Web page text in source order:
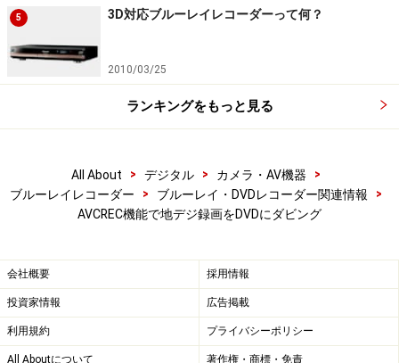
5 3D対応ブルーレイレコーダーって何？
2010/03/25
ランキングをもっと見る
All About > デジタル > カメラ・AV機器
>
ブルーレイレコーダー
> ブルーレイ・DVDレコーダー関連情報
>
AVCREC機能で地デジ録画をDVDにダビング
会社概要 採用情報
投資家情報 広告掲載
利用規約 プライバシーポリシー
All Aboutについて 著作権・商標・免責